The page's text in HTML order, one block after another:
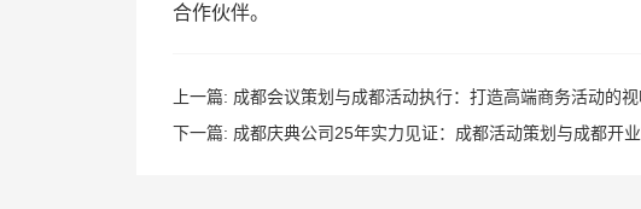
合作伙伴。
上一篇: 成都会议策划与成都活动执行：打造高端商务活动的
下一篇: 成都庆典公司25年实力见证：成都活动策划与成都开